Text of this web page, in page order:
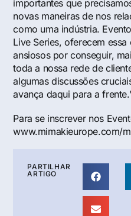
importantes que
novas maneiras de nos
como uma indústria.
Live Series, oferecem
ansiosos por conseguir,
toda a nossa rede de
algumas discussões
avança daqui para a
Para se inscrever nos
www.mimakieurope.com/
PARTILHAR
ARTIGO